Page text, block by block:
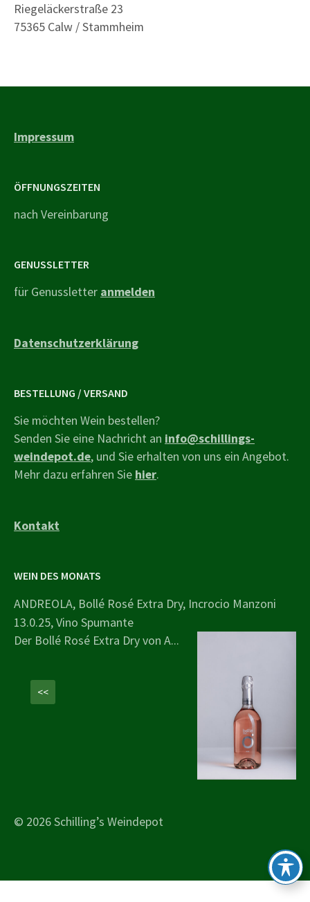
Riegeläckerstraße 23
75365 Calw / Stammheim
Impressum
ÖFFNUNGSZEITEN
nach Vereinbarung
GENUSSLETTER
für Genussletter anmelden
Datenschutzerklärung
BESTELLUNG / VERSAND
Sie möchten Wein bestellen?
Senden Sie eine Nachricht an info@schillings-
weindepot.de, und Sie erhalten von uns ein Angebot.
Mehr dazu erfahren Sie hier.
Kontakt
WEIN DES MONATS
ANDREOLA, Bollé Rosé Extra Dry, Incrocio Manzoni
13.0.25, Vino Spumante
Der Bollé Rosé Extra Dry von A...
<<
© 2026 Schilling’s Weindepot